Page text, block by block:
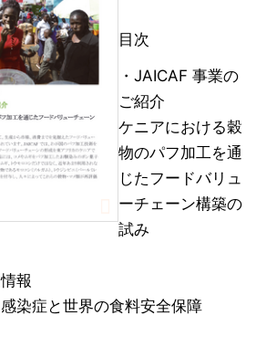
目次
・JAICAF 事業の
ご紹介
ケニアにおける穀
物のパフ加工を通
じたフードバリュ
ーチェーン構築の
試み
報
染症と世界の食料安全保障